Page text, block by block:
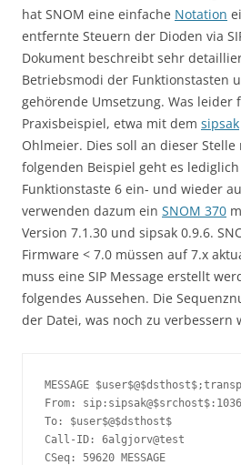
hat SNOM eine einfache Notation
entfernte Steuern der Dioden via
Dokument beschreibt sehr
Betriebsmodi der Funktionstasten
gehörende Umsetzung. Was leider
Praxisbeispiel, etwa mit dem sipsak
Ohlmeier. Dies soll an dieser
folgenden Beispiel geht es
Funktionstaste 6 ein- und wieder
verwenden dazum ein SNOM 370
Version 7.1.30 und sipsak 0.9.6.
Firmware < 7.0 müssen auf 7.x
muss eine SIP Message erstellt
folgendes Aussehen. Die
der Datei, was noch zu verbessern
MESSAGE
From:
To: $user$@$dsthost$
Call-ID: 6algjorv@test
CSeq: 59620 MESSAGE